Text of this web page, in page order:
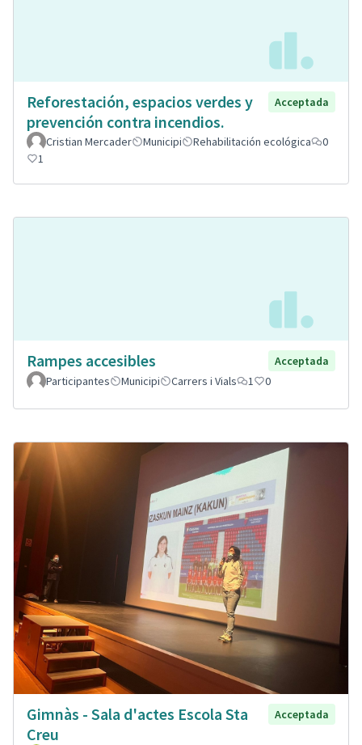
Reforestación, espacios verdes y
prevención contra incendios.
Acceptada
Cristian Mercader Municipi Rehabilitación ecológica
0
1
Rampes accesibles
Acceptada
Participantes
Municipi Carrers i Vials 1 0
Gimnàs - Sala d'actes Escola Sta
Creu
Acceptada